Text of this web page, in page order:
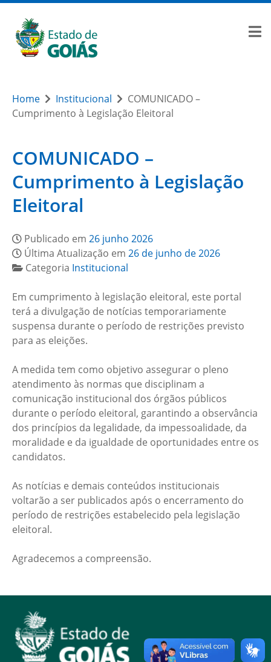
Home Institucional
COMUNICADO –
Cumprimento à Legislação Eleitoral
COMUNICADO –
Cumprimento à Legislação
Eleitoral
Publicado em 26 junho 2026
Última Atualização em 26 de junho de 2026
Categoria Institucional
Em cumprimento à legislação eleitoral, este portal
terá a divulgação de notícias temporariamente
suspensa durante o período de restrições previsto
para as eleições.
A medida tem como objetivo assegurar o pleno
atendimento às normas que disciplinam a
comunicação institucional dos órgãos públicos
durante o período eleitoral, garantindo a observância
dos princípios da legalidade, da impessoalidade, da
moralidade e da igualdade de oportunidades entre os
candidatos.
As notícias e demais conteúdos institucionais
voltarão a ser publicados após o encerramento do
período de restrições estabelecido pela legislação
eleitoral.
Agradecemos a compreensão.